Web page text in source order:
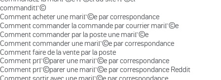
commanditГ©
Comment acheter une mariГ©e par correspondance
Comment commander la commande par courrier mariГ©e
Comment commander par la poste une mariГ©e
Comment commander une mariГ©e par correspondance
Comment faire de la vente par la poste
Comment prГ©parer une mariГ©e par correspondance
Comment prГ©parer une mariГ©e par correspondance Reddit
Comment sortir avec une mariГ©e par correspondance